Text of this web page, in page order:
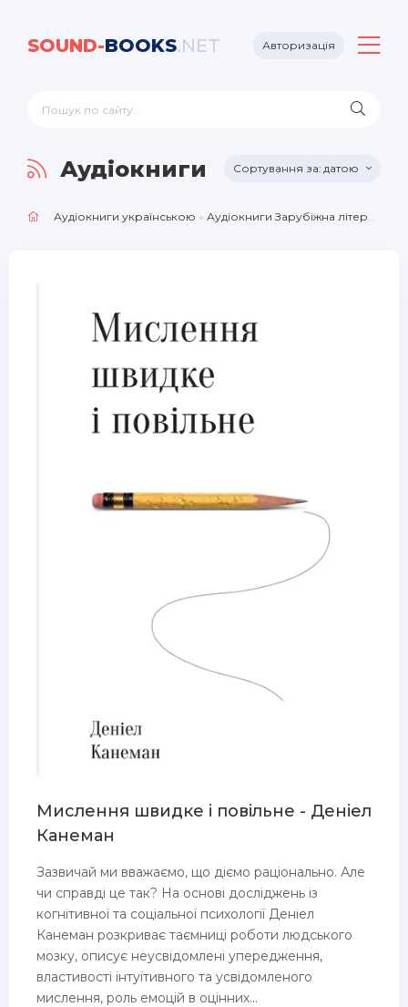
SOUND-BOOKS.NET Авторизація
Аудіокниги Зарубіжнадатою
Аудіокниги українською » Аудіокниги Зарубіжна література
Мислення швидке і повільне - Деніел
Канеман
Зазвичай ми вважаємо, що діємо раціонально. Але
чи справді це так? На основі досліджень із
когнітивної та соціальної психології Деніел
Канеман розкриває таємниці роботи людського
мозку, описує неусвідомлені упередження,
властивості інтуїтивного та усвідомленого
мислення, роль емоцій в оцінних...